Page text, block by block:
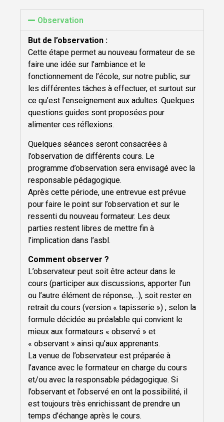
Observation
But de l’observation :
Cette étape permet au nouveau formateur de se
faire une idée sur l’ambiance et le
fonctionnement de l’école, sur notre public, sur
les différentes tâches à effectuer, et surtout sur
ce qu’est l’enseignement aux adultes. Quelques
questions guides sont proposées pour
alimenter ces réflexions.
Quelques séances seront consacrées à
l’observation de différents cours. Le
programme d’observation sera envisagé avec la
responsable pédagogique.
Après cette période, une entrevue est prévue
pour faire le point sur l’observation et sur le
ressenti du nouveau formateur. Les deux
parties restent libres de mettre fin à
l’implication dans l’asbl.
Comment observer ?
L’observateur peut soit être acteur dans le
cours (participer aux discussions, apporter l’un
ou l’autre élément de réponse,…), soit rester en
retrait du cours (version « tapisserie ») ; selon la
formule décidée au préalable qui convient le
mieux aux formateurs « observé » et
« observant » ainsi qu’aux apprenants.
La venue de l’observateur est préparée à
l’avance avec le formateur en charge du cours
et/ou avec la responsable pédagogique. Si
l’observant et l’observé en ont la possibilité, il
est toujours très enrichissant de prendre un
temps d’échange après le cours.